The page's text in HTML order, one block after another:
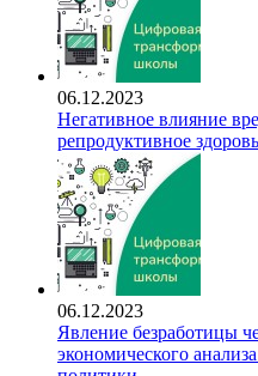
06.12.2023
Негативное влияние
репродуктивное
06.12.2023
Явление безработицы
экономического